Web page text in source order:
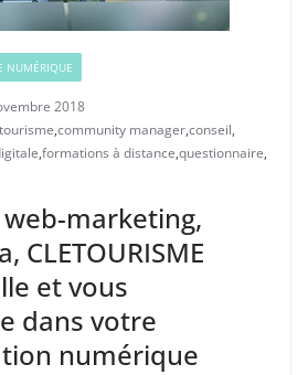
NUMÉRIQUE
2018
,community manager,conseil,
,formations à distance,questionnaire,
marketing,
CLETOURISME
et vous
dans votre
numérique